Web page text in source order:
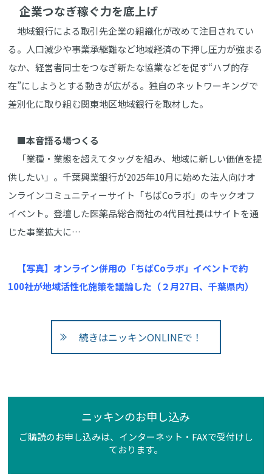
企業つなぎ稼ぐ力を底上げ
地域銀行による取引先企業の組織化が改めて注目されてい
る。人口減少や事業承継難など地域経済の下押し圧力が強まる
なか、経営者同士をつなぎ新たな協業などを促す“ハブ的存
在”にしようとする動きが広がる。独自のネットワーキングで
差別化に取り組む関東地区地域銀行を取材した。
■本音語る場つくる
「業種・業態を超えてタッグを組み、地域に新しい価値を提
供したい」。千葉興業銀行が2025年10月に始めた法人向けオ
ンラインコミュニティーサイト「ちばCoラボ」のキックオフ
イベント。登壇した医薬品総合商社の4代目社長はサイトを通
じた事業拡大に…
【写真】オンライン併用の「ちばCoラボ」イベントで約
100社が地域活性化施策を議論した（２月27日、千葉県内）
続きはニッキンONLINEで！
ニッキンのお申し込み
ご購読のお申し込みは、インターネット・FAXで受付けし
ております。